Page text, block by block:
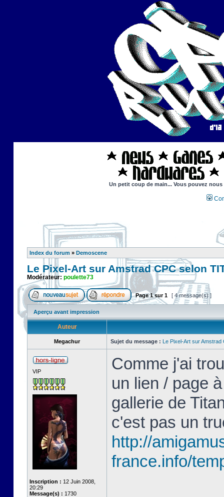
Un petit coup de main... Vous pouvez
Index du forum » Demoscene
Le Pixel-Art sur Amstrad CPC selon
Modérateur: poulette73
Page1sur1 [ 4 message(s) ]
Aperçu avant impression
Auteur
Megachur Sujet du message : Le Pixel-Art sur Amstrad
VIP
Inscription : 12 Juin 2008,
20:29
Message(s) : 1730
Comme j'ai
un lien / page
gallerie de
c'est pas un
http://
france.info/